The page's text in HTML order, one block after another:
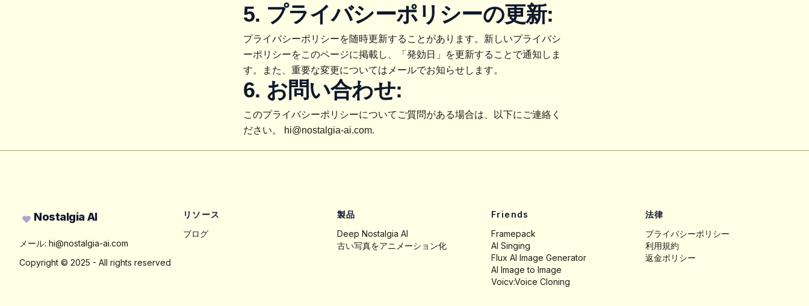
5. プライバシーポリシーの更新:
プライバシーポリシーを随時更新することがあります。新しいプライバシ
ーポリシーをこのページに掲載し、「発効日」を更新することで通知しま
す。また、重要な変更についてはメールでお知らせします。
6. お問い合わせ:
このプライバシーポリシーについてご質問がある場合は、以下にご連絡く
ださい。
hi@nostalgia-ai.com.
Nostalgia AI
メール: hi@nostalgia-ai.com
Copyright © 2025 - All rights reserved
リソース
ブログ
製品
Deep Nostalgia AI
古い写真をアニメーション化
Friends
Framepack
AI Singing
Flux AI Image Generator
AI Image to Image
Voicv:Voice Cloning
法律
プライバシーポリシー
利用規約
返金ポリシー